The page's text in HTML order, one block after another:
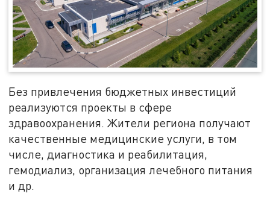
Без привлечения бюджетных инвестиций
реализуются проекты в сфере
здравоохранения. Жители региона получают
качественные медицинские услуги, в том
числе, диагностика и реабилитация,
гемодиализ, организация лечебного питания
и др.